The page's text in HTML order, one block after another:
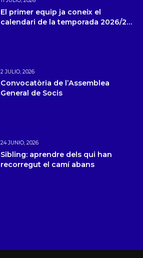
El primer equip ja coneix el
calendari de la temporada 2026/27
2 JULIO, 2026
Convocatòria de l’Assemblea
General de Socis
24 JUNIO, 2026
Sibling: aprendre dels qui han
recorregut el camí abans